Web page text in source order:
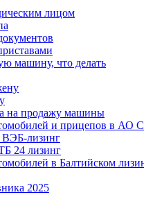
лицом
машину, что делать
на продажу машины
и прицепов в АО
ВЭБ-лизинг
24 лизинг
в Балтийском
2025